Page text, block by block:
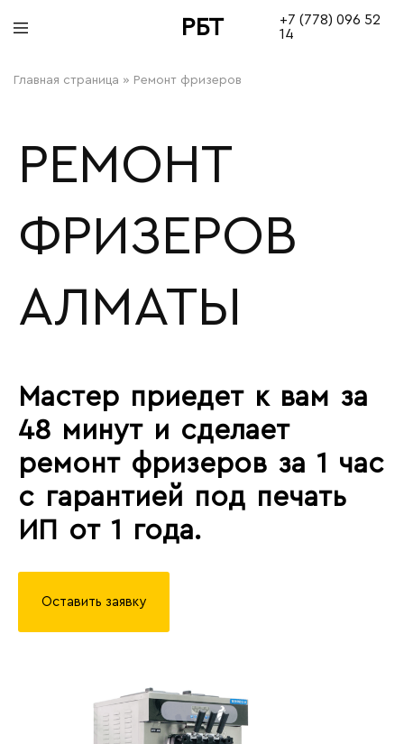
РБТ
+7 (778) 096 52
14
Главная страница » Ремонт фризеров
РЕМОНТ
ФРИЗЕРОВ
АЛМАТЫ
Мастер приедет к вам за
48 минут и сделает
ремонт фризеров за 1 час
с гарантией под печать
ИП от 1 года.
Оставить заявку